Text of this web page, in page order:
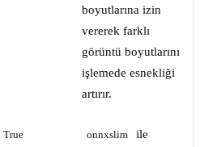
boyutlarına izin
vererek farklı
görüntü boyutlarını
işlemede esnekliği
artırır.
True onnxslim
ile